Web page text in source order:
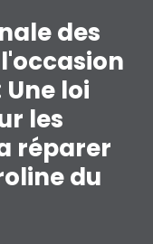
des
loi
les
réparer
du